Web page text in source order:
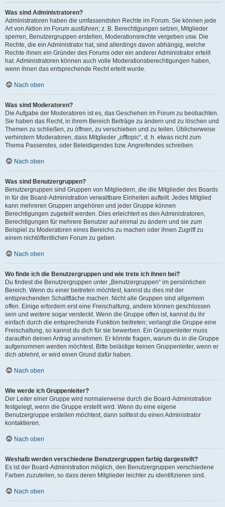
Was sind Administratoren?
Administratoren haben die umfassendsten Rechte im Forum. Sie können jede
Art von Aktion im Forum ausführen; z. B. Berechtigungen setzen, Mitglieder
sperren, Benutzergruppen erstellen, Moderationsrechte vergeben usw. Die
Rechte, die ein Administrator hat, sind allerdings davon abhängig, welche
Rechte ihnen ein Gründer des Forums oder ein anderer Administrator erteilt
hat. Administratoren können auch volle Moderationsberechtigungen haben,
wenn ihnen das entsprechende Recht erteilt wurde.
Nach oben
Was sind Moderatoren?
Die Aufgabe der Moderatoren ist es, das Geschehen im Forum zu beobachten.
Sie haben das Recht, in ihrem Bereich Beiträge zu ändern und zu löschen und
Themen zu schließen, zu öffnen, zu verschieben und zu teilen. Üblicherweise
verhindern Moderatoren, dass Mitglieder „offtopic“, d. h. etwas nicht zum
Thema Passendes, oder Beleidigendes bzw. Angreifendes schreiben.
Nach oben
Was sind Benutzergruppen?
Benutzergruppen sind Gruppen von Mitgliedern, die die Mitglieder des Boards
in für die Board-Administration verwaltbare Einheiten aufteilt. Jedes Mitglied
kann mehreren Gruppen angehören und jeder Gruppe können
Berechtigungen zugeteilt werden. Dies erleichtert es den Administratoren,
Berechtigungen für mehrere Benutzer auf einmal zu ändern und sie zum
Beispiel zu Moderatoren eines Bereichs zu machen oder ihnen Zugriff zu
einem nichtöffentlichen Forum zu geben.
Nach oben
Wo finde ich die Benutzergruppen und wie trete ich ihnen bei?
Du findest die Benutzergruppen unter „Benutzergruppen“ im persönlichen
Bereich. Wenn du einer beitreten möchtest, kannst du dies mit der
entsprechenden Schaltfläche machen. Nicht alle Gruppen sind allgemein
offen. Einige erfordern erst eine Freischaltung, andere können geschlossen
sein und weitere sogar versteckt. Wenn die Gruppe offen ist, kannst du ihr
einfach durch die entsprechende Funktion beitreten; verlangt die Gruppe eine
Freischaltung, so kannst du dich für sie bewerben. Ein Gruppenleiter muss
daraufhin deinen Antrag annehmen. Er könnte fragen, warum du in die Gruppe
aufgenommen werden möchtest. Bitte belästige keinen Gruppenleiter, wenn er
dich ablehnt, er wird einen Grund dafür haben.
Nach oben
Wie werde ich Gruppenleiter?
Der Leiter einer Gruppe wird normalerweise durch die Board-Administration
festgelegt, wenn die Gruppe erstellt wird. Wenn du eine eigene
Benutzergruppe erstellen möchtest, dann solltest du einen Administrator
kontaktieren.
Nach oben
Weshalb werden verschiedene Benutzergruppen farbig dargestellt?
Es ist der Board-Administration möglich, den Benutzergruppen verschiedene
Farben zuzuteilen, so dass deren Mitglieder leichter zu identifizieren sind.
Nach oben